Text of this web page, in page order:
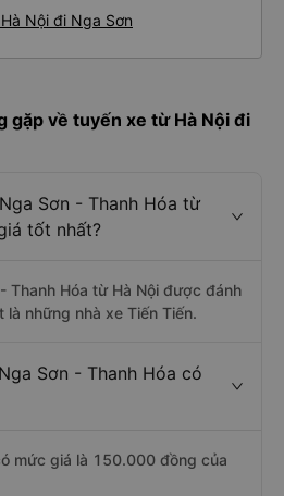
Nội đi Nga Sơn
gặp về tuyến xe từ Hà Nội đi
Sơn - Thanh Hóa từ
tốt nhất?
Thanh Hóa từ Hà Nội được đánh
những nhà xe Tiến Tiến.
Sơn - Thanh Hóa có
mức giá là 150.000 đồng của